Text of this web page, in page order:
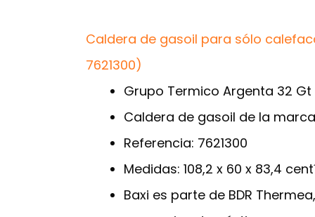
Caldera de gasoil para sólo
7621300)
Grupo Termico Argenta 32
Caldera de gasoil de la
Referencia: 7621300
Medidas: 108,2 x 60 x 83,4
Baxi es parte de BDR